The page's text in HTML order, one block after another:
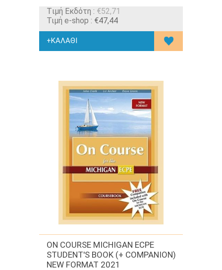
Tιμή Εκδότη : €52,71
Τιμή e-shop : €47,44
ON COURSE MICHIGAN ECPE
STUDENT'S BOOK (+ COMPANION)
NEW FORMAT 2021